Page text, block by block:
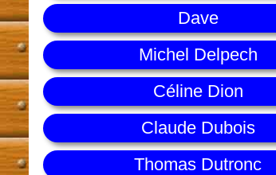
Dave
Michel Delpech
Céline Dion
Claude Dubois
Thomas Dutronc